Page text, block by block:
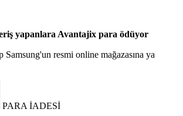
yapanlara Avantajix para ödüyor
Samsung'un resmi online mağazasına ya
PARA İADESİ